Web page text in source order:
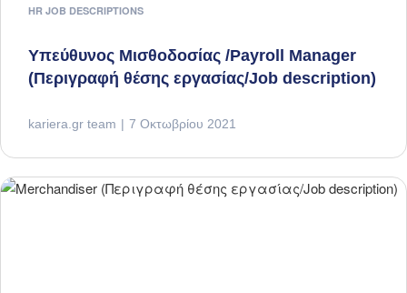
HR JOB DESCRIPTIONS
Υπεύθυνος Μισθοδοσίας /Payroll Manager
(Περιγραφή θέσης εργασίας/Job description)
kariera.gr team 7 Οκτωβρίου 2021